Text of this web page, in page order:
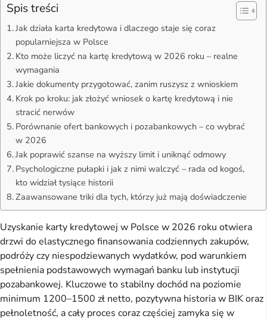
Spis treści
Jak działa karta kredytowa i dlaczego staje się coraz
popularniejsza w Polsce
Kto może liczyć na kartę kredytową w 2026 roku – realne
wymagania
Jakie dokumenty przygotować, zanim ruszysz z wnioskiem
Krok po kroku: jak złożyć wniosek o kartę kredytową i nie
stracić nerwów
Porównanie ofert bankowych i pozabankowych – co wybrać
w 2026
Jak poprawić szanse na wyższy limit i uniknąć odmowy
Psychologiczne pułapki i jak z nimi walczyć – rada od kogoś,
kto widział tysiące historii
Zaawansowane triki dla tych, którzy już mają doświadczenie
Uzyskanie karty kredytowej w Polsce w 2026 roku otwiera
drzwi do elastycznego finansowania codziennych zakupów,
podróży czy niespodziewanych wydatków, pod warunkiem
spełnienia podstawowych wymagań banku lub instytucji
pozabankowej. Kluczowe to stabilny dochód na poziomie
minimum 1200–1500 zł netto, pozytywna historia w BIK oraz
pełnoletność, a cały proces coraz częściej zamyka się w